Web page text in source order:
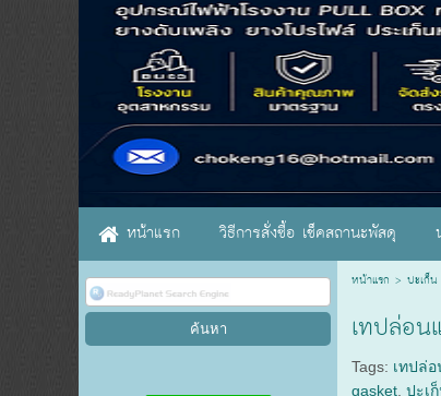
หน้าแรก วิธีการสั่งซื้อ เช็คสถานะพัสดุ
หน้าแรก > ปะเก็
เทปล่อ
Tags: เทปล่
gasket ,ปะเ